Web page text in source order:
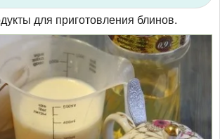
для приготовления блинов.